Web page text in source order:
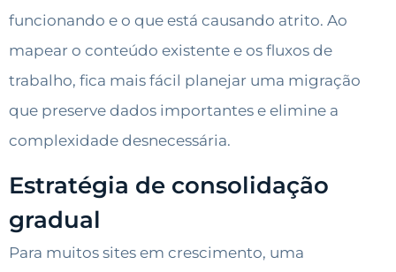
funcionando e o que está causando atrito. Ao
mapear o conteúdo existente e os fluxos de
trabalho, fica mais fácil planejar uma migração
que preserve dados importantes e elimine a
complexidade desnecessária.
Estratégia de consolidação
gradual
Para muitos sites em crescimento, uma